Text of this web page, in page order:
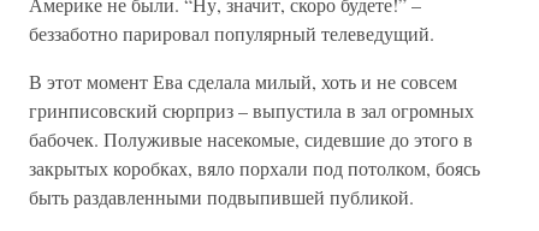
беззаботно парировал популярный телеведущий.
В этот момент Ева сделала милый, хоть и не совсем
гринписовский сюрприз – выпустила в зал огромных
бабочек. Полуживые насекомые, сидевшие до этого в
закрытых коробках, вяло порхали под потолком, боясь
быть раздавленными подвыпившей публикой.